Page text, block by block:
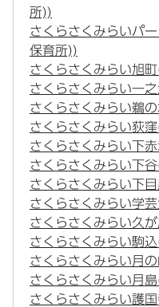
所))
さくらさくみらいパ
保育所))
さくらさくみらい旭
さくらさくみらい一
さくらさくみらい鵜
さくらさくみらい荻
さくらさくみらい下
さくらさくみらい下
さくらさくみらい下
さくらさくみらい学
さくらさくみらい久
さくらさくみらい駒
さくらさくみらい月
さくらさくみらい月
さくらさくみらい護